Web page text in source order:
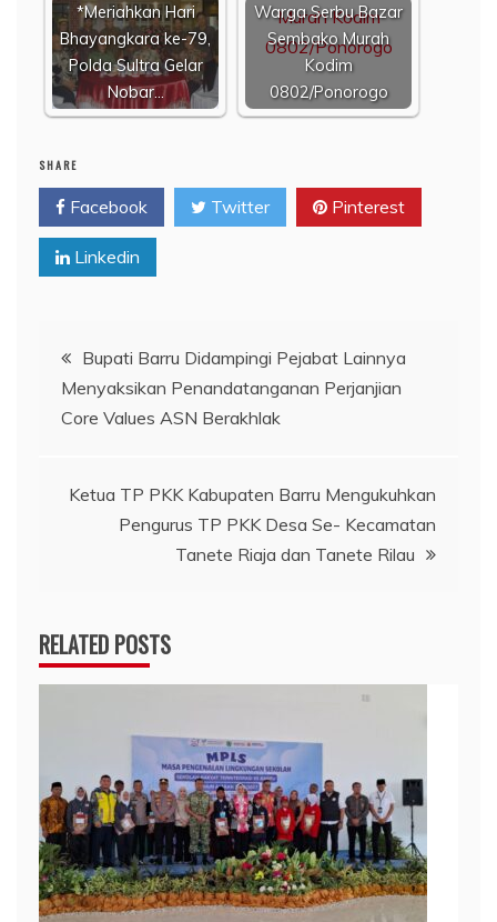
*Meriahkan Hari
Bhayangkara ke-79,
Polda Sultra Gelar
Nobar…
Warga Serbu Bazar
Sembako Murah
Kodim
0802/Ponorogo
SHARE
Facebook Twitter Pinterest
Linkedin
Navigasi
pos
Bupati Barru Didampingi Pejabat Lainnya
Menyaksikan Penandatanganan Perjanjian
Core Values ASN Berakhlak
Ketua TP PKK Kabupaten Barru Mengukuhkan
Pengurus TP PKK Desa Se- Kecamatan
Tanete Riaja dan Tanete Rilau
RELATED POSTS